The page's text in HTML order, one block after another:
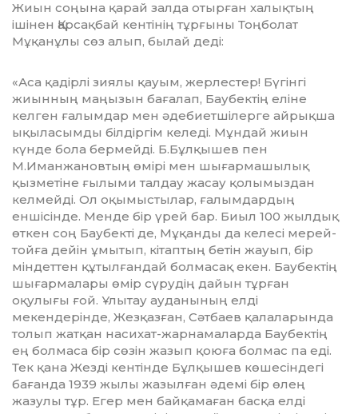
Жиын соңына қарай залда отырған ха­лықтың
ішінен Қарсақбай кентінің тұр­ғы­ны Тоңболат
Мұқанұлы сөз алып, былай де­ді:
«Аса қадірлі зиялы қауым, жерлестер! Бүгінгі
жиынның маңызын бағалап, Бау­бектің еліне
келген ғалымдар мен әде­биет­шілерге айрықша
ықыласымды білдіргім келеді. Мұндай жиын
күнде бола бермейді. Б.Бұлқышев пен
М.Иманжановтың өмірі мен шығармашылық
қызметіне ғылыми талдау жасау қолымыздан
келмейді. Ол оқымыстылар, ғалымдардың
еншісінде. Менде бір үрей бар. Биыл 100 жылдық
өткен соң Баубекті де, Мұқанды да келесі мерей­
тойға дейін ұмытып, кітаптың бетін жауып, бір
міндеттен құтылғандай болмасақ екен. Баубектің
шығармалары өмір сүрудің да­йын тұрған
оқулығы ғой. Ұлытау ауд­а­ны­ның елді
мекендерінде, Жезқазған, Сәтбаев қа­лаларында
толып жатқан насихат-жар­на­маларда Баубектің
ең болмаса бір сөзін жазып қоюға болмас па еді.
Тек қана Жезді кен­тінде Бұлқышев көшесіндегі
бағанда 1939 жылы жазылған әдемі бір өлең
жазулы тұр. Егер мен байқамаған басқа елді